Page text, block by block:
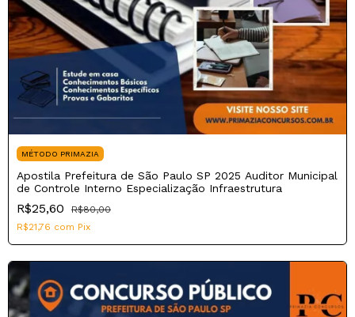
MÉTODO PRIMAZIA
Apostila Prefeitura de São Paulo SP 2025 Auditor Municipal
de Controle Interno Especialização Infraestrutura
R$25,60
R$80,00
R$21,76 com Pix